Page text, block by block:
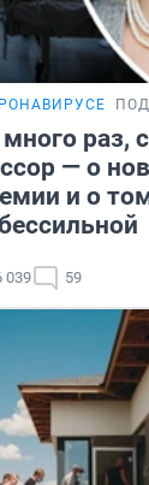
раз,
— о
и о
039 59